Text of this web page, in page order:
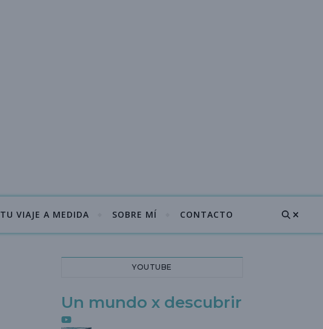
TU VIAJE A MEDIDA SOBRE MÍ CONTACTO
YOUTUBE
Un mundo x descubrir